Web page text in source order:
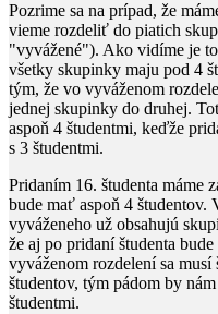
Pozrime sa na prípad, že
vieme rozdeliť do piatich
"vyvážené"). Ako vidíme je
všetky skupinky maju pod 4
tým, že vo vyváženom
jednej skupinky do druhej.
aspoň 4 študentmi, keďže
s 3 študentmi.
Pridaním 16. študenta máme
bude mať aspoň 4 študentov.
vyváženeho už obsahujú
že aj po pridaní študenta
vyváženom rozdelení sa
študentov, tým pádom by
študentmi.